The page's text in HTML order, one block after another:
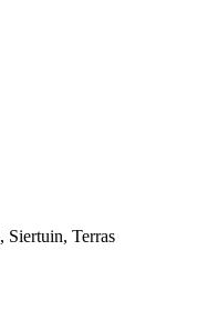
, Siertuin, Terras